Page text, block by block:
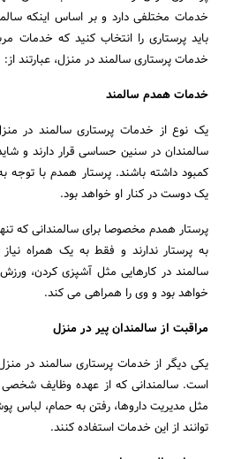
خدمات مختلفی دارد و بر اساس اینکه
باید پرستاری را انتخاب کنید که خدمات
خدمات پرستاری سالمند در منزل، عبارتند از:
خدمات همدم سالمند
یک نوع از خدمات پرستاری سالمند در
سالمندان در سنین حساسی قرار دارند و
کمبود داشته باشند. پرستار همدم با توجه
یک دوست در کنار او خواهد بود.
پرستار همدم مخصوصا برای سالمندانی که
به پرستار ندارند و فقط به یک همراه
سالمند در کارهایی مثل آشپزی کردن،
خواهد بود و وی را همراهی می کند.
مراقبت از سالمندان پیر در منزل
یکی دیگر از خدمات پرستاری سالمند در
است. سالمندانی که از عهده وظایف شخصی
مثل مدیریت داروها، رفتن به حمام، لباس
توانند از این خدمات استفاده کنند.